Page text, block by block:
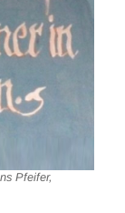
Pfeifer,